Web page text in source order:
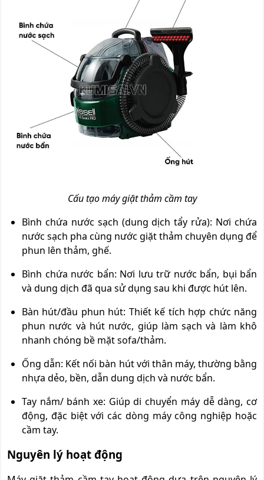
Cấu tạo máy giặt thảm cầm tay
Bình chứa nước sạch (dung dịch tẩy rửa): Nơi chứa
nước sạch pha cùng nước giặt thảm chuyên dụng để
phun lên thảm, ghế.
Bình chứa nước bẩn: Nơi lưu trữ nước bẩn, bụi bẩn
và dung dịch đã qua sử dụng sau khi được hút lên.
Bàn hút/đầu phun hút: Thiết kế tích hợp chức năng
phun nước và hút nước, giúp làm sạch và làm khô
nhanh chóng bề mặt sofa/thảm.
Ống dẫn: Kết nối bàn hút với thân máy, thường bằng
nhựa dẻo, bền, dẫn dung dịch và nước bẩn.
Tay nắm/ bánh xe: Giúp di chuyển máy dễ dàng, cơ
động, đặc biệt với các dòng máy công nghiệp hoặc
cầm tay.
Nguyên lý hoạt động